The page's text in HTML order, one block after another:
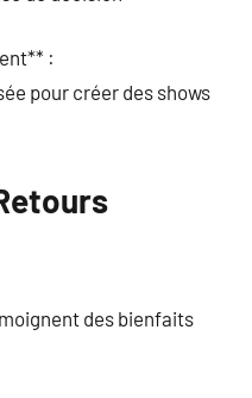
:
pour créer des shows
des bienfaits